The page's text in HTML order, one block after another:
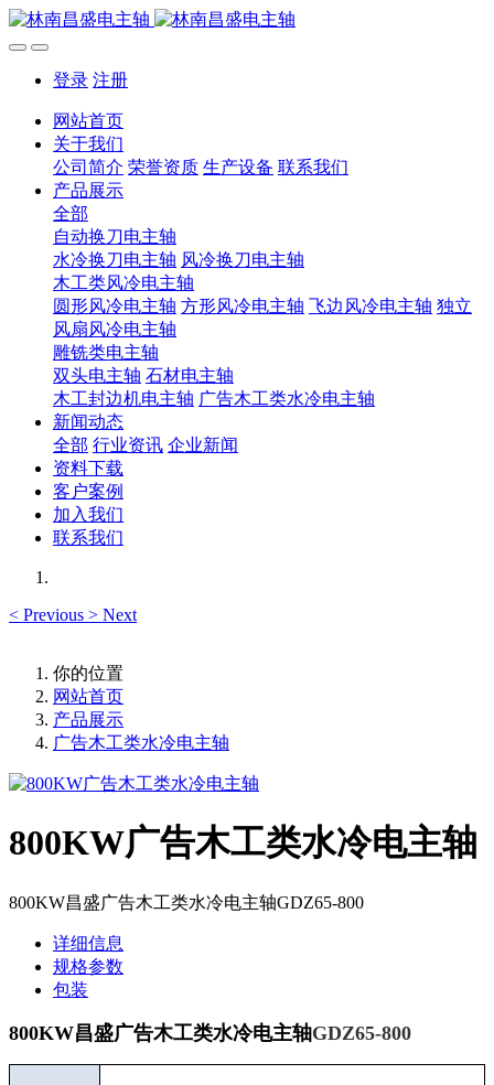
登录 注册
网站首页
关于我们
公司简介 荣誉资质 生产设备 联系我们
产品展示
全部
自动换刀电主轴
水冷换刀电主轴 风冷换刀电主轴
木工类风冷电主轴
圆形风冷电主轴 方形风冷电主轴 飞边风冷电主轴 独立
风扇风冷电主轴
雕铣类电主轴
双头电主轴 石材电主轴
木工封边机电主轴 广告木工类水冷电主轴
新闻动态
全部 行业资讯 企业新闻
资料下载
客户案例
加入我们
联系我们
< Previous > Next
你的位置
网站首页
产品展示
广告木工类水冷电主轴
800KW广告木工类水冷电主轴
800KW昌盛广告木工类水冷电主轴GDZ65-800
详细信息
规格参数
包装
800KW昌盛广告木工类水冷电主轴GDZ65-800